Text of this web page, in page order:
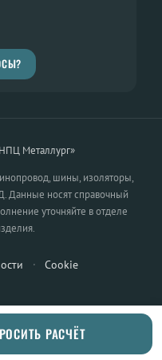
Металлург»
шины, изоляторы,
Данные носят справочный
уточняйте в отделе
· Cookie
РАСЧЁТ